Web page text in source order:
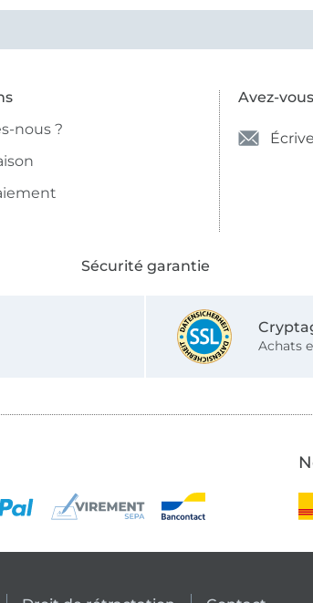
nous ?
Avez-
Sécurité garantie
Achats